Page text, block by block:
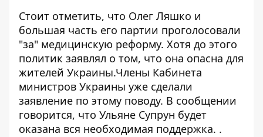
Стоит отметить, что Олег Ляшко и
большая часть его партии проголосовали
"за" медицинскую реформу. Хотя до этого
политик заявлял о том, что она опасна для
жителей Украины.Члены Кабинета
министров Украины уже сделали
заявление по этому поводу. В сообщении
говорится, что Ульяне Супрун будет
оказана вся необходимая поддержка. .